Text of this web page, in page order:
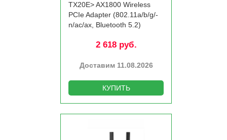
TX20E> AX1800 Wireless
PCIe Adapter (802.11a/­b/­g/­
n/­ac/­ax, Bluetooth 5.2)
2 618 руб.
Доставим 11.08.2026
КУПИТЬ